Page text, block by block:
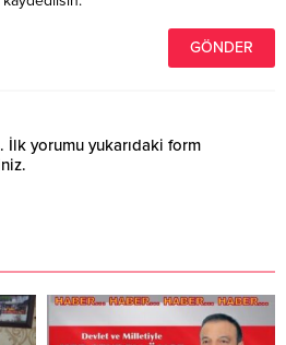
İlk yorumu yukarıdaki form